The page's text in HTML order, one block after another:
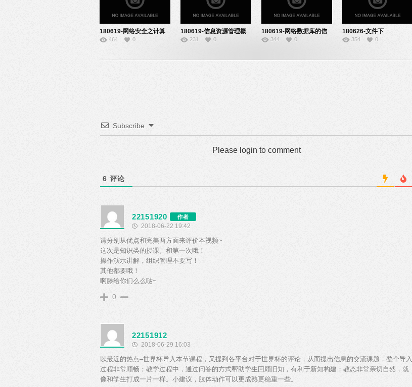
180619-网络安全之计算
机病毒-22151923
464 0
180619-信息资源管理概
述-22151925
231 0
180619-网络数据库的信
息检索-22151912
344 0
180626-文件下
载-22151919
354 0
Subscribe
Please login to comment
6 评论
22151920 作者
2018-06-22 19:42
请分别从优点和完美两方面来评价本视频~
这次是知识类的授课。和第一次哦！
操作演示讲解，组织管理不要写！
其他都要哦！
啊滕给你们么么哒~
0
22151912
2018-06-29 16:03
以最近的热点–世界杯导入本节课程，又提到各平台对于世界杯的评论，从而提出信息的交流课题，整个导入
过程非常顺畅；教学过程中，通过问答的方式帮助学生回顾旧知，有利于新知构建；教态非常亲切自然，就
像和学生打成一片一样。小建议，肢体动作可以更成熟更稳重一些。